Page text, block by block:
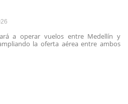
a operar vuelos entre Medellín y
la oferta aérea entre ambos